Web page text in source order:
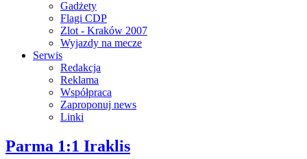
Gadżety
Flagi CDP
Zlot - Kraków 2007
Wyjazdy na mecze
Serwis
Redakcja
Reklama
Współpraca
Zaproponuj news
Linki
Parma 1:1 Iraklis